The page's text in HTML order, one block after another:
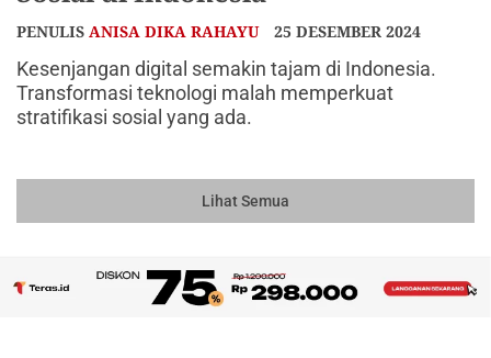
PENULIS ANISA DIKA RAHAYU 25 DESEMBER 2024
Kesenjangan digital semakin tajam di Indonesia.
Transformasi teknologi malah memperkuat
stratifikasi sosial yang ada.
Lihat Semua